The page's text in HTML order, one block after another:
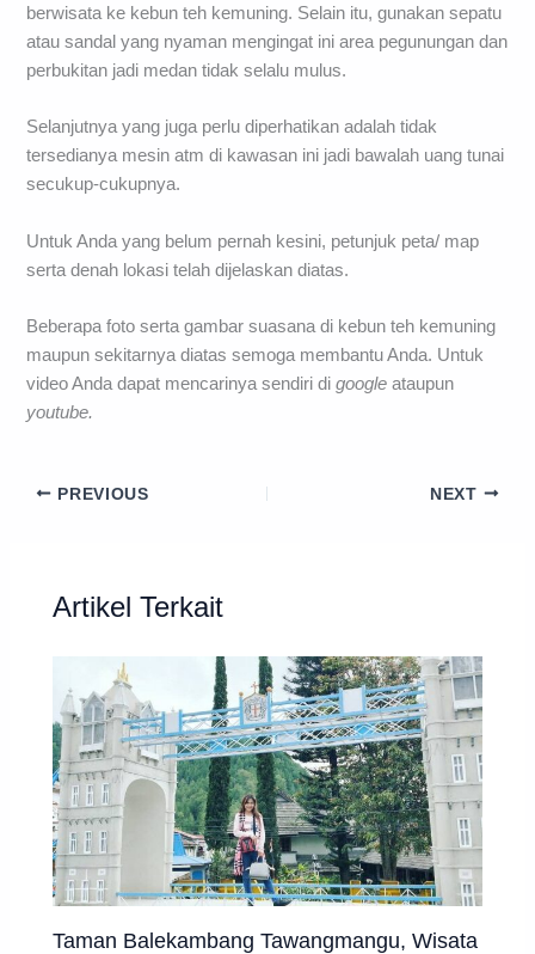
berwisata ke kebun teh kemuning. Selain itu, gunakan sepatu
atau sandal yang nyaman mengingat ini area pegunungan dan
perbukitan jadi medan tidak selalu mulus.
Selanjutnya yang juga perlu diperhatikan adalah tidak
tersedianya mesin atm di kawasan ini jadi bawalah uang tunai
secukup-cukupnya.
Untuk Anda yang belum pernah kesini, petunjuk peta/ map
serta denah lokasi telah dijelaskan diatas.
Beberapa foto serta gambar suasana di kebun teh kemuning
maupun sekitarnya diatas semoga membantu Anda. Untuk
video Anda dapat mencarinya sendiri digoogle ataupun
youtube.
PREVIOUS NEXT
Artikel Terkait
Taman Balekambang Tawangmangu, Wisata